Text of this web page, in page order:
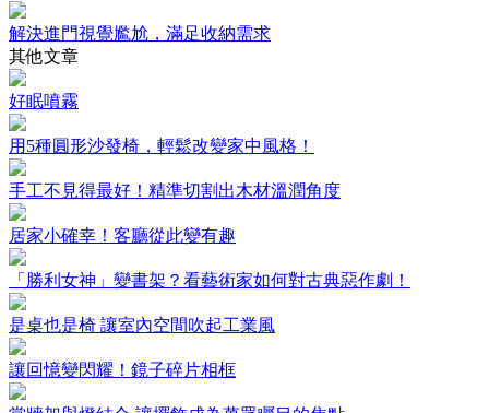
解決進門視覺尷尬，滿足收納需求
其他文章
好眠噴霧
用5種圓形沙發椅，輕鬆改變家中風格！
手工不見得最好！精準切割出木材溫潤角度
居家小確幸！客廳從此變有趣
「勝利女神」變書架？看藝術家如何對古典惡作劇！
是桌也是椅 讓室內空間吹起工業風
讓回憶變閃耀！鏡子碎片相框